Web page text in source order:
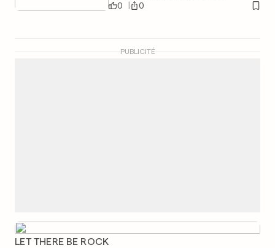
0 0
PUBLICITÉ
LET THERE BE ROCK